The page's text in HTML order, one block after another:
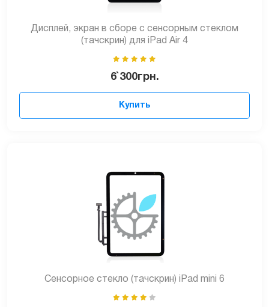
Дисплей, экран в сборе с сенсорным стеклом
(тачскрин) для iPad Air 4
6`300грн.
Купить
Сенсорное стекло (тачскрин) iPad mini 6